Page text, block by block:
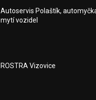
Autoservis Polaštík,
mytí vozidel
ROSTRA Vizovice